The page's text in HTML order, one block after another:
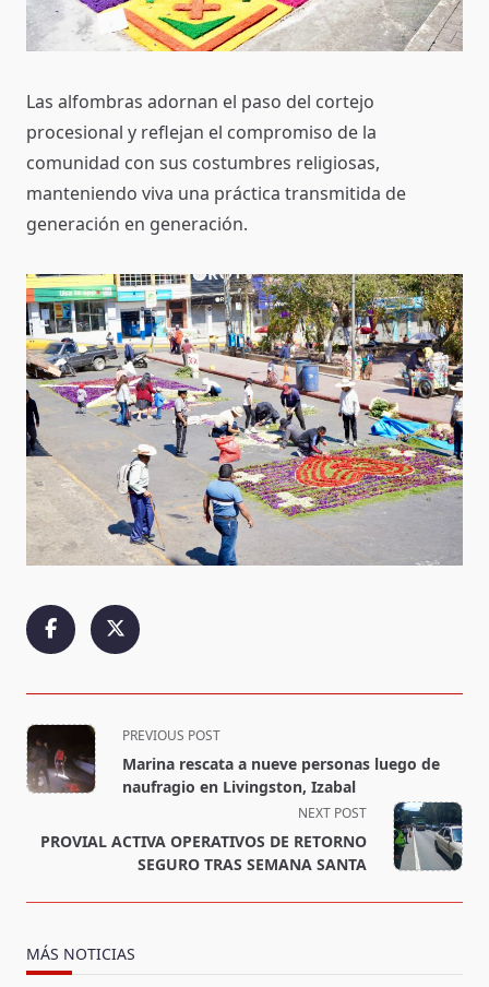
Las alfombras adornan el paso del cortejo
procesional y reflejan el compromiso de la
comunidad con sus costumbres religiosas,
manteniendo viva una práctica transmitida de
generación en generación.
<span
class="nav-
subtitle
reader-
text">Page</span>
PREVIOUS POST
Marina rescata a nueve personas luego de
naufragio en Livingston, Izabal
NEXT POST
PROVIAL ACTIVA OPERATIVOS DE RETORNO
SEGURO TRAS SEMANA SANTA
MÁS NOTICIAS